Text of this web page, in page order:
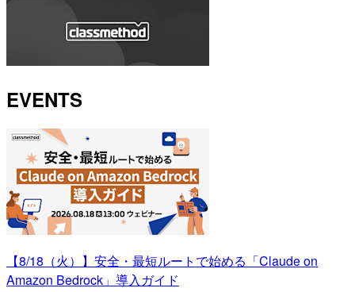
EVENTS
【8/18（火）】安全・最短ルートで始める「Claude on
Amazon Bedrock」導入ガイド